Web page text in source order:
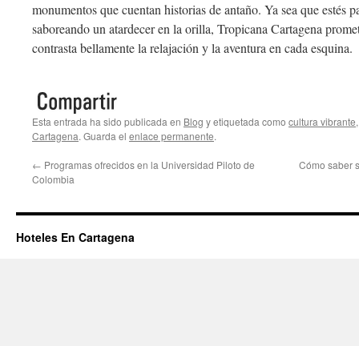
monumentos que cuentan historias de antaño. Ya sea que estés
saboreando un atardecer en la orilla, Tropicana Cartagena
contrasta bellamente la relajación y la aventura en cada esquina.
Esta entrada ha sido publicada en Blog y etiquetada como cultura vibrante
Cartagena. Guarda el enlace permanente.
← Programas ofrecidos en la Universidad Piloto de
Colombia
Cómo saber
Hoteles En Cartagena